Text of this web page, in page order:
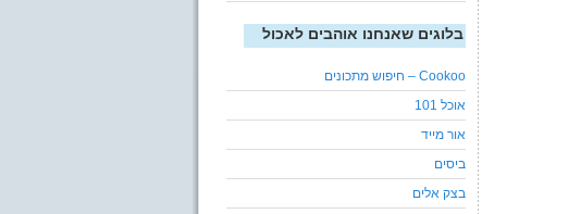
בלוגים שאנחנו אוהבים לאכול
Cookoo – חיפוש מתכונים
אוכל 101
אור מייד
ביסים
בצק אלים